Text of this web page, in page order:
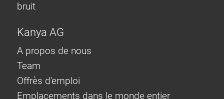
bruit
Kanya AG
A propos de nous
Team
Offrès d'emploi
Emplacements dans le monde entier